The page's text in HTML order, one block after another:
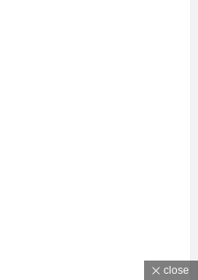
close